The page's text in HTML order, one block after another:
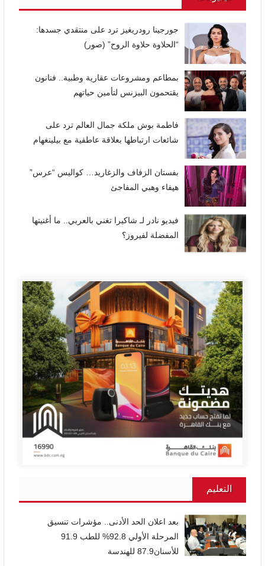
جورجينا رودريغيز ترد على منتقدي جسدها:
“الحلاوة حلاوة الروح” (صور)
بمطاعم ومشروعات عقارية وطبية.. فنانون
يقتحمون البيزنس لتأمين حياتهم
فاطمة بوش ملكة جمال العالم ترد على
شائعات ارتباطها بعلاقة عاطفية مع بيلينغهام
بفستان الزفاف والزغاريد… كواليس “عرس”
هيفاء وهبي المفاجئ
فيديو نادر لـ شاكيرا تغني بالعربي.. ما أغنيتها
المفضلة لفيروز؟
التعليم
بعد اعلان الحد الأدنى.. مؤشرات تنسيق
المرحلة الأولي 92.8% للطب 91.9
للأسنان87.9 للهندسة